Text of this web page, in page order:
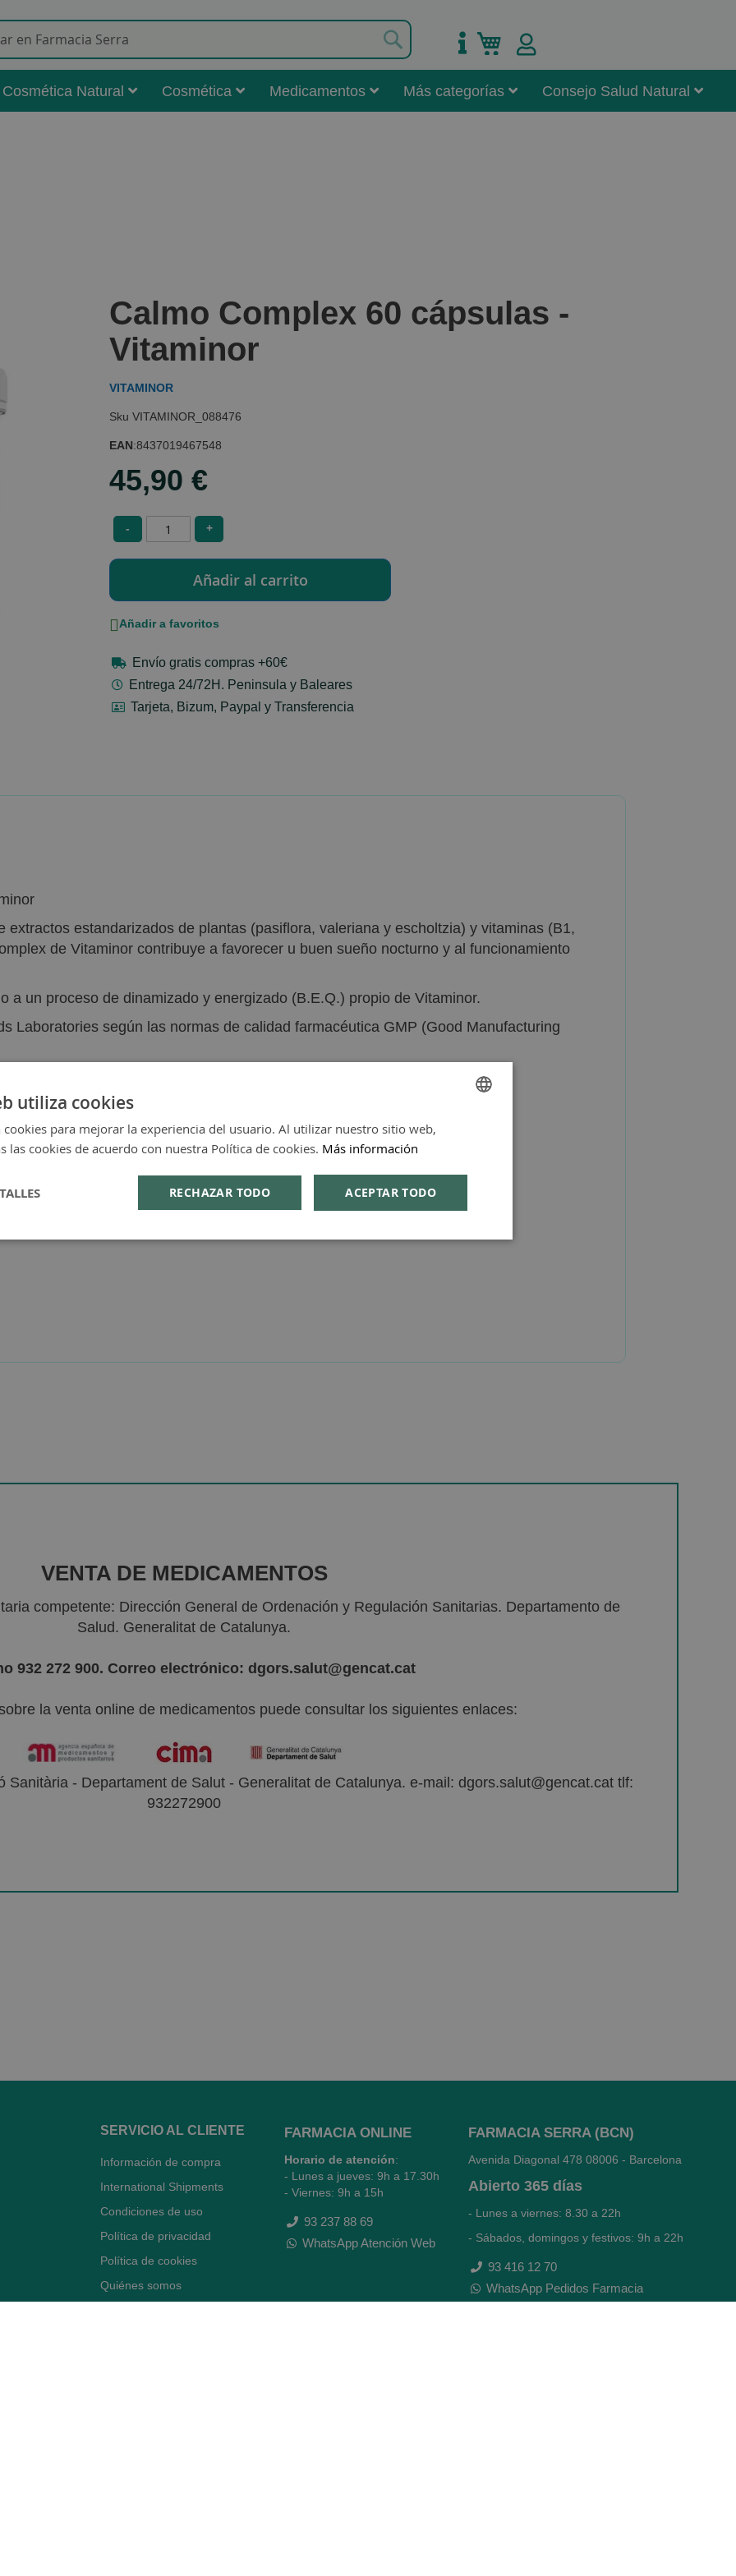
Mi carrito
Cosmética Natural Cosmética Medicamentos Más categorías Consejo Salud Natural
Calmo Complex 60 cápsulas -
Vitaminor
VITAMINOR
VITAMINOR_088476
EAN:8437019467548
45,90 €
- +
Añadir a favoritos
Envío gratis compras +60€
Entrega 24/72H. Peninsula y Baleares
Tarjeta, Bizum, Paypal y Transferencia
extractos estandarizados de plantas (pasiflora, valeriana y escholtzia) y vitaminas (B1,
de Vitaminor contribuye a favorecer u buen sueño nocturno y al funcionamiento
a un proceso de dinamizado y energizado (B.E.Q.) propio de Vitaminor.
Laboratories según las normas de calidad farmacéutica GMP (Good Manufacturing
VENTA DE MEDICAMENTOS
competente: Dirección General de Ordenación y Regulación Sanitarias. Departamento de
Salud. Generalitat de Catalunya.
932 272 900. Correo electrónico: dgors.salut@gencat.cat
la venta online de medicamentos puede consultar los siguientes enlaces:
Sanitària - Departament de Salut - Generalitat de Catalunya. e-mail: dgors.salut@gencat.cat tlf:
932272900
SERVICIO AL CLIENTE
Información de compra
International Shipments
Condiciones de uso
Política de privacidad
Política de cookies
Quiénes somos
FARMACIA ONLINE
Horario de atención:
- Lunes a jueves: 9h a 17.30h
- Viernes: 9h a 15h
93 237 88 69
WhatsApp Atención Web
FARMACIA SERRA (BCN)
Avenida Diagonal 478 08006 - Barcelona
Abierto 365 días
- Lunes a viernes: 8.30 a 22h
- Sábados, domingos y festivos: 9h a 22h
93 416 12 70
WhatsApp Pedidos Farmacia
utiliza cookies
cookies para mejorar la experiencia del usuario. Al utilizar nuestro sitio web,
las cookies de acuerdo con nuestra Política de cookies. Más información
ACEPTAR TODO
RECHAZAR TODO